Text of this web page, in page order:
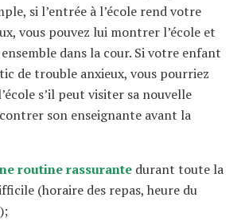
si l’entrée à l’école rend votre
vous pouvez lui montrer l’école et
dans la cour. Si votre enfant
de trouble anxieux, vous pourriez
s’il peut visiter sa nouvelle
son enseignante avant la
routine rassurante durant toute la
(horaire des repas, heure du